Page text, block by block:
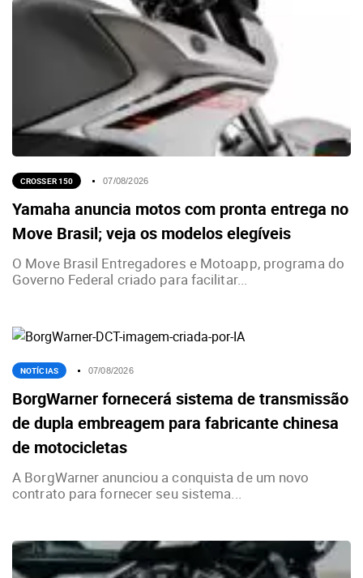
CROSSER 150 07/08/2026
Yamaha anuncia motos com pronta entrega no
Move Brasil; veja os modelos elegíveis
O Move Brasil Entregadores e Motoapp, programa do
Governo Federal criado para facilitar...
NOTÍCIAS 07/08/2026
BorgWarner fornecerá sistema de transmissão
de dupla embreagem para fabricante chinesa
de motocicletas
A BorgWarner anunciou a conquista de um novo
contrato para fornecer seu sistema...